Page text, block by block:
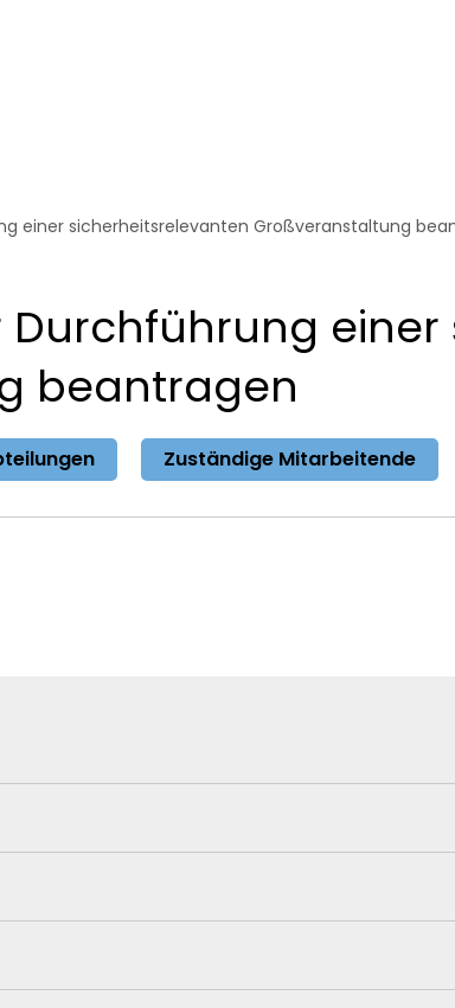
einer sicherheitsrelevanten Großveranstaltung
beantragen
Zuständige Mitarbeitende